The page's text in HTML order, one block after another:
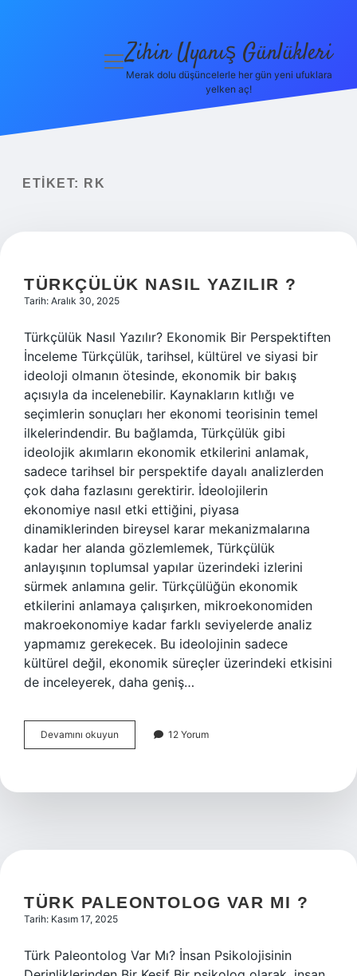
Politikası
menüyü
Zihin Uyanış Günlükleri
Merak dolu düşüncelerle her gün yeni ufuklara
yelken aç!
ETIKET: RK
TÜRKÇÜLÜK NASIL YAZILIR ?
Tarih: Aralık 30, 2025
Türkçülük Nasıl Yazılır? Ekonomik Bir Perspektiften
İnceleme Türkçülük, tarihsel, kültürel ve siyasi bir
ideoloji olmanın ötesinde, ekonomik bir bakış
açısıyla da incelenebilir. Kaynakların kıtlığı ve
seçimlerin sonuçları her ekonomi teorisinin temel
ilkelerindendir. Bu bağlamda, Türkçülük gibi
ideolojik akımların ekonomik etkilerini anlamak,
sadece tarihsel bir perspektife dayalı analizlerden
çok daha fazlasını gerektirir. İdeolojilerin
ekonomiye nasıl etki ettiğini, piyasa
dinamiklerinden bireysel karar mekanizmalarına
kadar her alanda gözlemlemek, Türkçülük
anlayışının toplumsal yapılar üzerindeki izlerini
sürmek anlamına gelir. Türkçülüğün ekonomik
etkilerini anlamaya çalışırken, mikroekonomiden
makroekonomiye kadar farklı seviyelerde analiz
yapmamız gerekecek. Bu ideolojinin sadece
kültürel değil, ekonomik süreçler üzerindeki etkisini
de inceleyerek, daha geniş…
Devamını okuyun Türkçülük
nasıl
12 Yorum
TÜRK PALEONTOLOG VAR MI ?
Tarih: Kasım 17, 2025
Türk Paleontolog Var Mı? İnsan Psikolojisinin